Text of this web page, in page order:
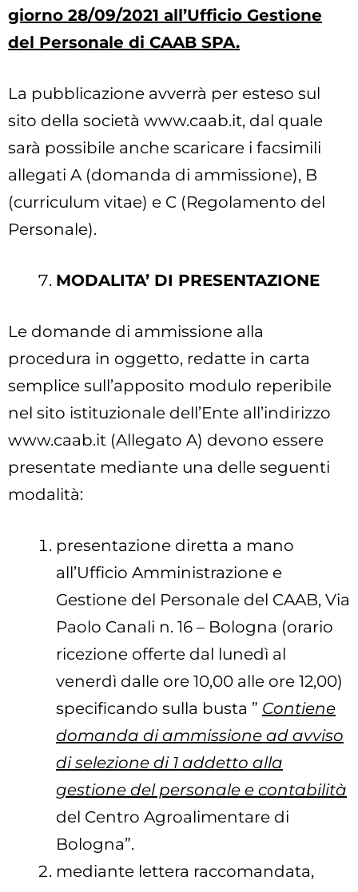
giorno 28/09/2021 all’Ufficio Gestione
del Personale di CAAB SPA.
La pubblicazione avverrà per esteso sul
sito della società www.caab.it, dal quale
sarà possibile anche scaricare i facsimili
allegati A (domanda di ammissione), B
(curriculum vitae) e C (Regolamento del
Personale).
MODALITA’ DI PRESENTAZIONE
Le domande di ammissione alla
procedura in oggetto, redatte in carta
semplice sull’apposito modulo reperibile
nel sito istituzionale dell’Ente all’indirizzo
www.caab.it (Allegato A) devono essere
presentate mediante una delle seguenti
modalità:
presentazione diretta a mano
all’Ufficio Amministrazione e
Gestione del Personale del CAAB, Via
Paolo Canali n. 16 – Bologna (orario
ricezione offerte dal lunedì al
venerdì dalle ore 10,00 alle ore 12,00)
specificando sulla busta ” Contiene
domanda di ammissione ad avviso
di selezione di 1 addetto alla
gestione del personale e contabilità
del Centro Agroalimentare di
Bologna”.
mediante lettera raccomandata,